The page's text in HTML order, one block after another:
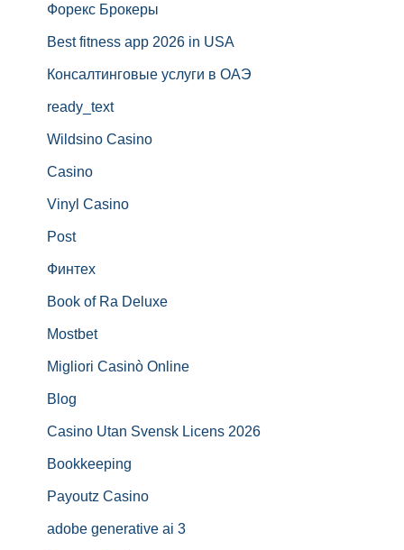
Форекс Брокеры
Best fitness app 2026 in USA
Консалтинговые услуги в ОАЭ
ready_text
Wildsino Casino
Casino
Vinyl Casino
Post
Финтех
Book of Ra Deluxe
Mostbet
Migliori Casinò Online
Blog
Casino Utan Svensk Licens 2026
Bookkeeping
Payoutz Casino
adobe generative ai 3